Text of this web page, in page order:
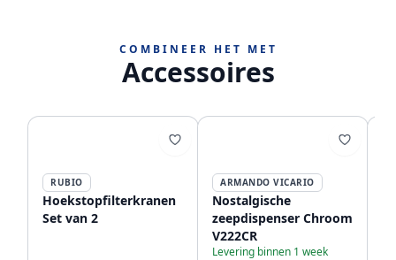
COMBINEER HET MET
Accessoires
RUBIO
Hoekstopfilterkranen
Set van 2
ARMANDO VICARIO
Nostalgische
zeepdispenser Chroom
V222CR
Levering binnen 1 week